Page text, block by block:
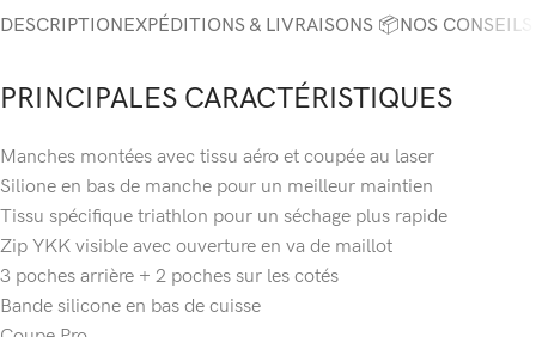
DESCRIPTIONEXPÉDITIONS & LIVRAISONS 📦NOS
PRINCIPALES CARACTÉRISTIQUES
Manches montées avec tissu aéro et coupée au laser
Silione en bas de manche pour un meilleur maintien
Tissu spécifique triathlon pour un séchage plus rapide
Zip YKK visible avec ouverture en va de maillot
3 poches arrière + 2 poches sur les cotés
Bande silicone en bas de cuisse